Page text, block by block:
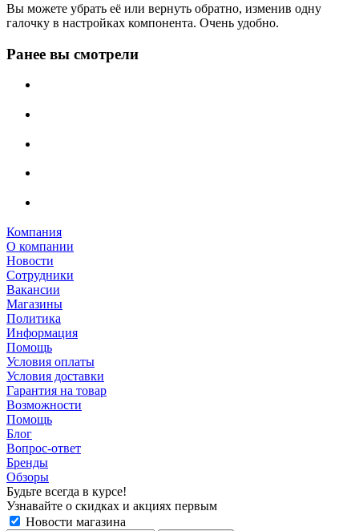
Вы можете убрать её или вернуть обратно, изменив одну
галочку в настройках компонента. Очень удобно.
Ранее вы смотрели
Компания
О компании
Новости
Сотрудники
Вакансии
Магазины
Политика
Информация
Помощь
Условия оплаты
Условия доставки
Гарантия на товар
Возможности
Помощь
Блог
Вопрос-ответ
Бренды
Обзоры
Будьте всегда в курсе!
Узнавайте о скидках и акциях первым
Новости магазина